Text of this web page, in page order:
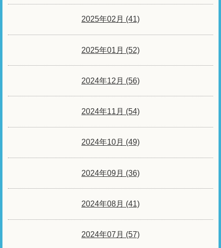
2025年02月 (41)
2025年01月 (52)
2024年12月 (56)
2024年11月 (54)
2024年10月 (49)
2024年09月 (36)
2024年08月 (41)
2024年07月 (57)